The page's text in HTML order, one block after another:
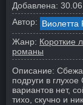
Добавлена:
Автор: Виолетта
Жанр: Короткие
романы
Описание:
подруги в
вариантов нет,
тихо, скучно и